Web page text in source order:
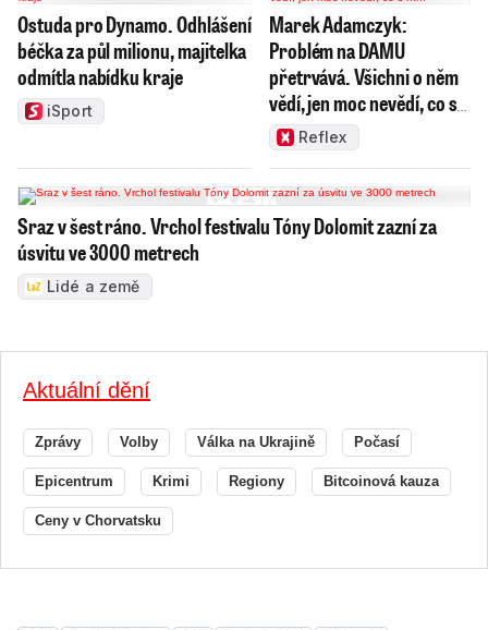
Ostuda pro Dynamo. Odhlášení
béčka za půl milionu, majitelka
odmítla nabídku kraje
iSport
Marek Adamczyk:
Problém na DAMU
přetrvává. Všichni o něm
vědí, jen moc nevědí, co s
nímReflex
Sraz v šest ráno. Vrchol festivalu Tóny Dolomit zazní za
úsvitu ve 3000 metrech
Lidé a země
Aktuální dění
Zprávy Volby Válka na Ukrajině Počasí
Epicentrum Krimi Regiony Bitcoinová kauza
Ceny v Chorvatsku